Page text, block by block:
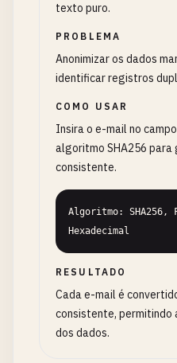
texto puro.
PROBLEMA
Anonimizar os dados
identificar registros
COMO USAR
Insira o e-mail no
algoritmo SHA256
consistente.
Algoritmo: SHA256,
Hexadecimal
RESULTADO
Cada e-mail é
consistente, permitindo
dos dados.